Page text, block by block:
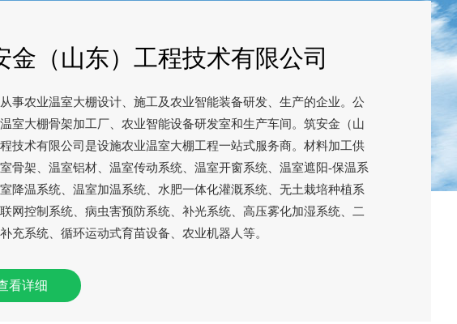
金（山东）工程技术有限公司
事农业温室大棚设计、施工及农业智能装备研发、生产的企业。公
室大棚骨架加工厂、农业智能设备研发室和生产车间。筑安金（山
技术有限公司是设施农业温室大棚工程一站式服务商。材料加工供
骨架、温室铝材、温室传动系统、温室开窗系统、温室遮阳-保温系
降温系统、温室加温系统、水肥一体化灌溉系统、无土栽培种植系
网控制系统、病虫害预防系统、补光系统、高压雾化加湿系统、二
充系统、循环运动式育苗设备、农业机器人等。
看详细